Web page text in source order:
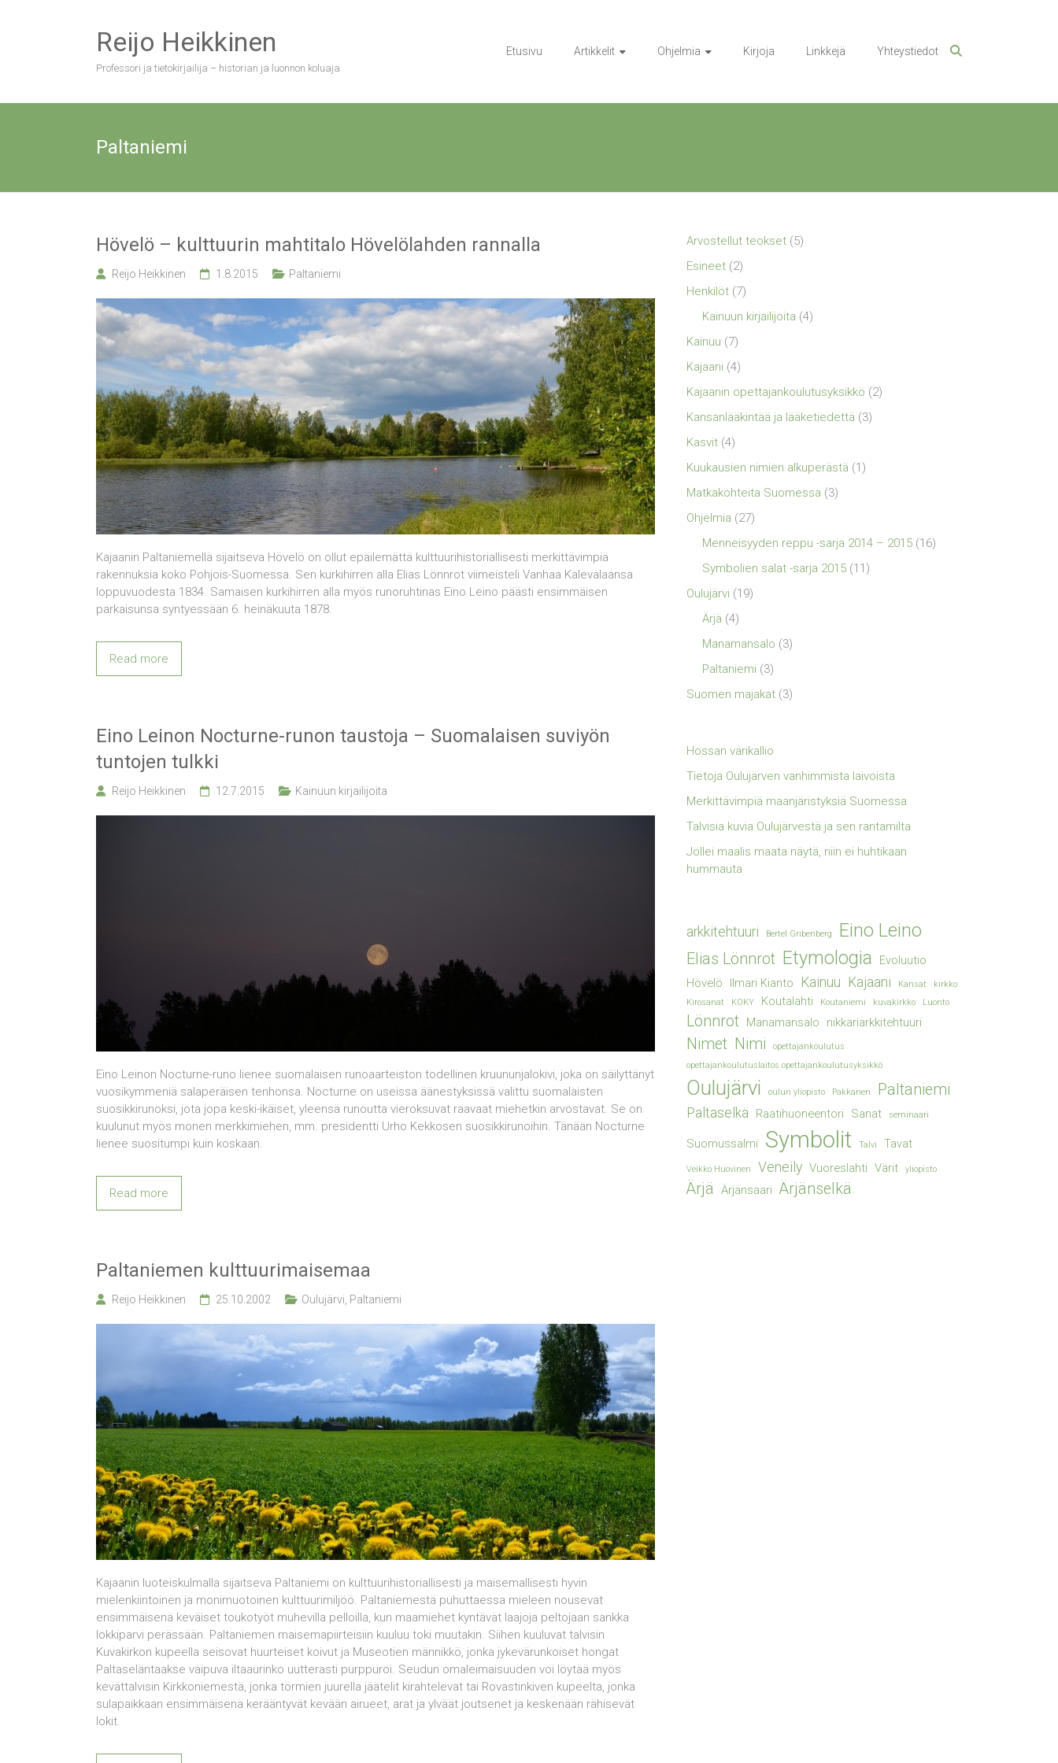
Reijo Heikkinen
Professori ja tietokirjailija – historian ja luonnon koluaja
Etusivu Artikkelit Ohjelmia Kirjoja Linkkejä Yhteystiedot
Paltaniemi
Hövelö – kulttuurin mahtitalo Hövelölahden rannalla
Reijo Heikkinen 1.8.2015 Paltaniemi
Kajaanin Paltaniemellä sijaitseva Hövelö on ollut epäilemättä kulttuurihistoriallisesti merkittävimpiä
rakennuksia koko Pohjois-Suomessa. Sen kurkihirren alla Elias Lönnrot viimeisteli Vanhaa Kalevalaansa
loppuvuodesta 1834. Samaisen kurkihirren alla myös runoruhtinas Eino Leino päästi ensimmäisen
parkaisunsa syntyessään 6. heinäkuuta 1878.
Read more
Eino Leinon Nocturne-runon taustoja – Suomalaisen suviyön
tuntojen tulkki
Reijo Heikkinen 12.7.2015 Kainuun kirjailijoita
Eino Leinon Nocturne-runo lienee suomalaisen runoaarteiston todellinen kruununjalokivi, joka on säilyttänyt
vuosikymmeniä salaperäisen tenhonsa. Nocturne on useissa äänestyksissä valittu suomalaisten
suosikkirunoksi, jota jopa keski-ikäiset, yleensä runoutta vieroksuvat raavaat miehetkin arvostavat. Se on
kuulunut myös monen merkkimiehen, mm. presidentti Urho Kekkosen suosikkirunoihin. Tänään Nocturne
lienee suositumpi kuin koskaan.
Read more
Paltaniemen kulttuurimaisemaa
Reijo Heikkinen 25.10.2002 Oulujärvi Paltaniemi
Kajaanin luoteiskulmalla sijaitseva Paltaniemi on kulttuurihistoriallisesti ja maisemallisesti hyvin
mielenkiintoinen ja monimuotoinen kulttuurimiljöö. Paltaniemestä puhuttaessa mieleen nousevat
ensimmäisenä keväiset toukotyöt muhevilla pelloilla, kun maamiehet kyntävät laajoja peltojaan sankka
lokkiparvi perässään. Paltaniemen maisemapiirteisiin kuuluu toki muutakin. Siihen kuuluvat talvisin
Kuvakirkon kupeella seisovat huurteiset koivut ja Museotien männikkö, jonka jykevärunkoiset hongat
Paltaseläntaakse vaipuva iltaaurinko uutterasti purppuroi. Seudun omaleimaisuuden voi löytää myös
kevättalvisin Kirkkoniemestä, jonka törmien juurella jäätelit kirahtelevat tai Rovastinkiven kupeelta, jonka
sulapaikkaan ensimmäisenä kerääntyvät kevään airueet, arat ja ylväät joutsenet ja keskenään rähisevät
lokit.
Arvostellut teokset (5)
Esineet (2)
Henkilöt (7)
Kainuun kirjailijoita (4)
Kainuu (7)
Kajaani (4)
Kajaanin opettajankoulutusyksikkö (2)
Kansanlääkintää ja lääketiedettä (3)
Kasvit (4)
Kuukausien nimien alkuperästä (1)
Matkakohteita Suomessa (3)
Ohjelmia (27)
Menneisyyden reppu -sarja 2014 – 2015 (16)
Symbolien salat -sarja 2015 (11)
Oulujärvi (19)
Ärjä (4)
Manamansalo (3)
Paltaniemi (3)
Suomen majakat (3)
Hossan värikallio
Tietoja Oulujärven vanhimmista laivoista
Merkittävimpiä maanjäristyksiä Suomessa
Talvisia kuvia Oulujärvestä ja sen rantamilta
Jollei maalis maata näytä, niin ei huhtikaan
hummauta
arkkitehtuuri Bertel Gribenberg Eino Leino
Elias Lönnrot Etymologia
Evoluutio
Hövelö
Ilmari Kianto Kainuu Kajaani Kansat
kirkko
Kirosanat
KOKY Koutalahti Koutaniemi kuvakirkko Luonto
Lönnrot Manamansalo nikkariarkkitehtuuri
Nimet Nimi
opettajankoulutus
opettajankoulutuslaitos opettajankoulutusyksikkö
Oulujärvi oulun yliopisto Pakkanen Paltaniemi
Paltaselkä Raatihuoneentori Sanat seminaari
Suomussalmi Symbolit Talvi Tavat
Veikko Huovinen Veneily Vuoreslahti Värit yliopisto
Ärjä Ärjänsaari Ärjänselkä